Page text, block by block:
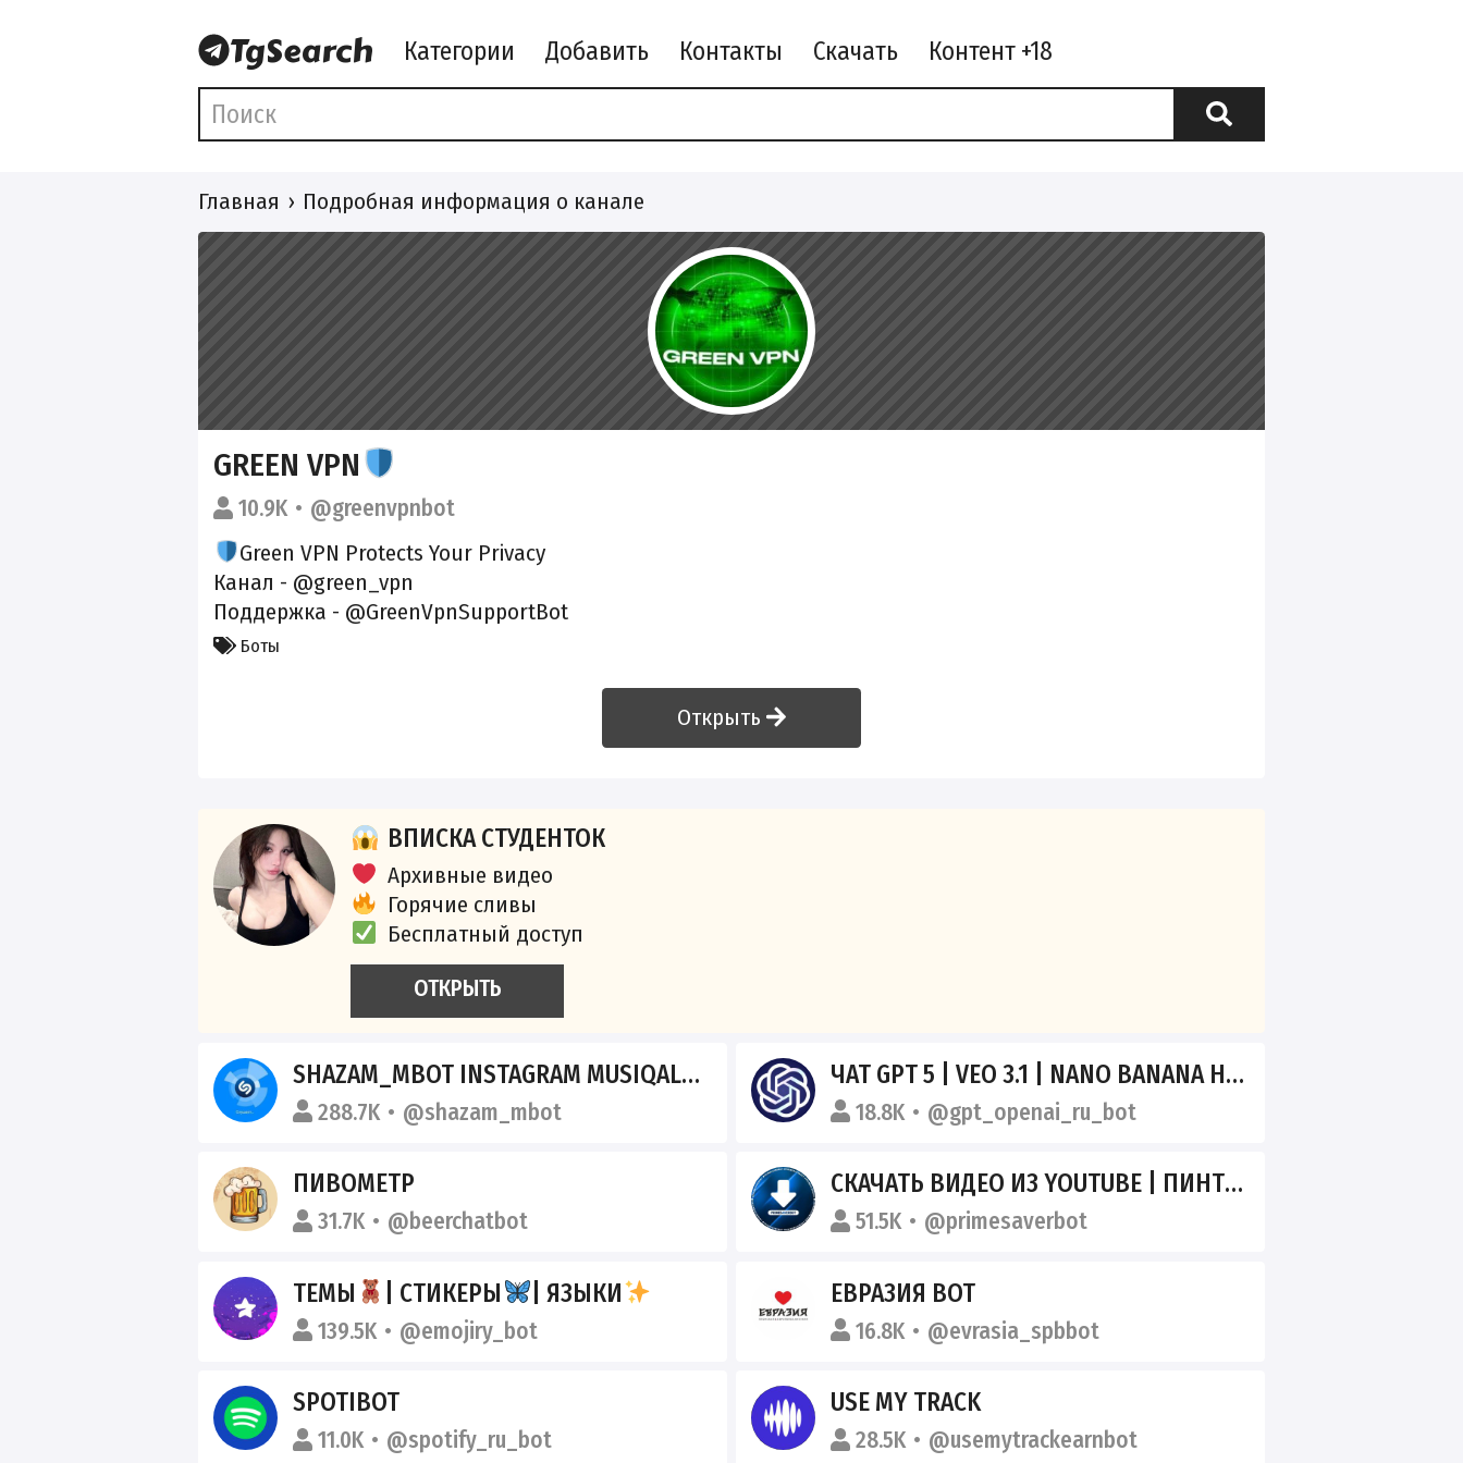
Категории Добавить Контакты Скачать
Главная Подробная информация о канале
GREEN VPN
10.9K
@greenvpnbot
Green VPN Protects Your Privacy
Канал - @green_vpn
Поддержка - @GreenVpnSupportBot
Боты
Открыть
ВПИСКА СТУДЕНТОК
Архивные видео
Горячие сливы
Бесплатный доступ
ОТКРЫТЬ
SHAZAM_MBOT INSTAGRAM MUSIQALAR TIKTOK
288.7K @shazam_mbot
ЧАТ GPT 5 | VEO 3.1 | NANO BANANA НА РУССКОМ ЯЗЫКЕ
18.8K @gpt_openai_ru_bot
ПИВОМЕТР
31.7K @beerchatbot
СКАЧАТЬ ВИДЕО ИЗ YOUTUBE | ПИНТЕРЕСТА
51.5K @primesaverbot
ТЕМЫ | СТИКЕРЫ | ЯЗЫКИ
139.5K @emojiry_bot
ЕВРАЗИЯ BOT
16.8K @evrasia_spbbot
SPOTIBOT
11.0K @spotify_ru_bot
USE MY TRACK
28.5K @usemytrackearnbot